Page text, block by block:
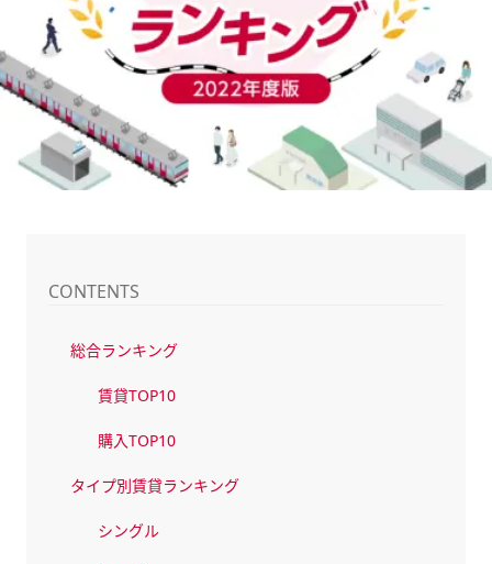
CONTENTS
総合ランキング
賃貸TOP10
購入TOP10
タイプ別賃貸ランキング
シングル